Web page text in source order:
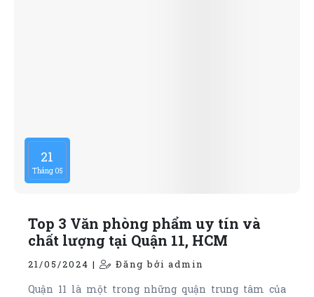
21
Tháng 05
Top 3 Văn phòng phẩm uy tín và
chất lượng tại Quận 11, HCM
21/05/2024 | Đăng bởi admin
Quận 11 là một trong những quận trung tâm của